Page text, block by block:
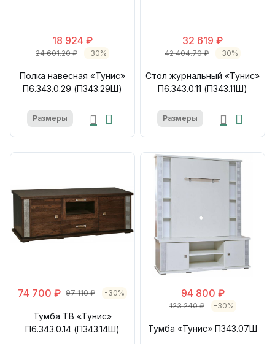
18 924 ₽
24 601.20 ₽ -30%
Полка навесная «Тунис»
П6.343.0.29 (П343.29Ш)
Размеры
32 619 ₽
42 404.70 ₽ -30%
Стол журнальный «Тунис»
П6.343.0.11 (П343.11Ш)
Размеры
74 700 ₽ 97 110 ₽ -30%
Тумба ТВ «Тунис»
П6.343.0.14 (П343.14Ш)
94 800 ₽
123 240 ₽ -30%
Тумба «Тунис» П343.07Ш